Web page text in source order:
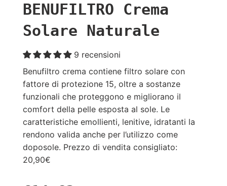
BENUFILTRO Crema
Solare Naturale
9 recensioni
Benufiltro crema contiene filtro solare con
fattore di protezione 15, oltre a sostanze
funzionali che proteggono e migliorano il
comfort della pelle esposta al sole. Le
caratteristiche emollienti, lenitive, idratanti la
rendono valida anche per l’utilizzo come
doposole. Prezzo di vendita consigliato:
20,90€